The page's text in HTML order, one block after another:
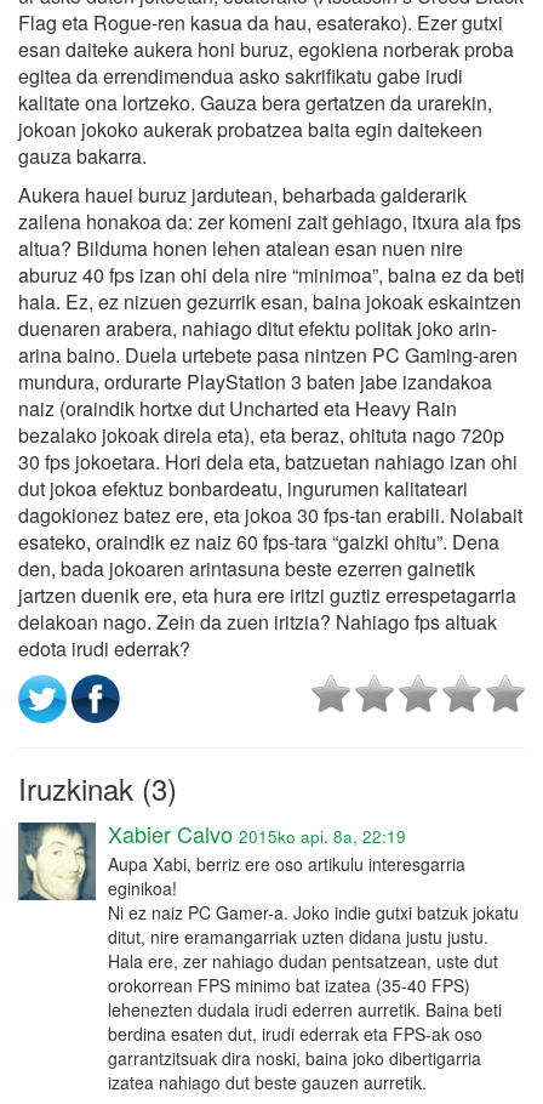
Flag eta Rogue-ren kasua da hau, esaterako). Ezer gutxi
esan daiteke aukera honi buruz, egokiena norberak proba
egitea da errendimendua asko sakrifikatu gabe irudi
kalitate ona lortzeko. Gauza bera gertatzen da urarekin,
jokoan jokoko aukerak probatzea baita egin daitekeen
gauza bakarra.
Aukera hauei buruz jardutean, beharbada galderarik
zailena honakoa da: zer komeni zait gehiago, itxura ala fps
altua? Bilduma honen lehen atalean esan nuen nire
aburuz 40 fps izan ohi dela nire “minimoa”, baina ez da beti
hala. Ez, ez nizuen gezurrik esan, baina jokoak eskaintzen
duenaren arabera, nahiago ditut efektu politak joko arin-
arina baino. Duela urtebete pasa nintzen PC Gaming-aren
mundura, ordurarte PlayStation 3 baten jabe izandakoa
naiz (oraindik hortxe dut Uncharted eta Heavy Rain
bezalako jokoak direla eta), eta beraz, ohituta nago 720p
30 fps jokoetara. Hori dela eta, batzuetan nahiago izan ohi
dut jokoa efektuz bonbardeatu, ingurumen kalitateari
dagokionez batez ere, eta jokoa 30 fps-tan erabili. Nolabait
esateko, oraindik ez naiz 60 fps-tara “gaizki ohitu”. Dena
den, bada jokoaren arintasuna beste ezerren gainetik
jartzen duenik ere, eta hura ere iritzi guztiz errespetagarria
delakoan nago. Zein da zuen iritzia? Nahiago fps altuak
edota irudi ederrak?
Iruzkinak (3)
Xabier Calvo 2015ko api. 8a, 22:19
Aupa Xabi, berriz ere oso artikulu interesgarria
eginikoa!
Ni ez naiz PC Gamer-a. Joko indie gutxi batzuk jokatu
ditut, nire eramangarriak uzten didana justu justu.
Hala ere, zer nahiago dudan pentsatzean, uste dut
orokorrean FPS minimo bat izatea (35-40 FPS)
lehenezten dudala irudi ederren aurretik. Baina beti
berdina esaten dut, irudi ederrak eta FPS-ak oso
garrantzitsuak dira noski, baina joko dibertigarria
izatea nahiago dut beste gauzen aurretik.